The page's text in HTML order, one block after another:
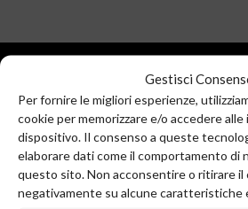
Gestisci
Per fornire le migliori esperienze,
cookie per memorizzare e/o accedere alle
dispositivo. Il consenso a queste
elaborare dati come il comportamento di
questo sito. Non acconsentire o ritirare
negativamente su alcune caratteristiche
Sede legale e commerciale:
Via Valera, 6